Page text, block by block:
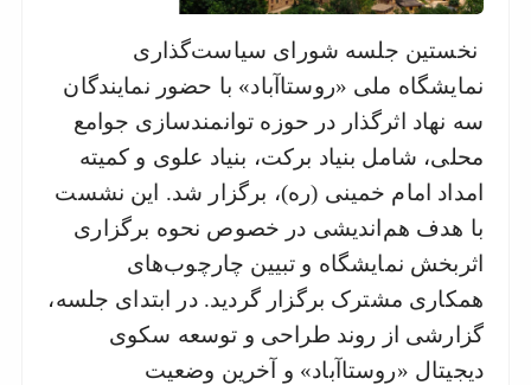
نخستین جلسه شورای سیاست‌گذاری
نمایشگاه ملی «روستا‌آباد» با حضور نمایندگان
سه نهاد اثرگذار در حوزه توانمندسازی جوامع
محلی، شامل بنیاد برکت، بنیاد علوی و کمیته
امداد امام خمینی (ره)، برگزار شد. این نشست
با هدف هم‌اندیشی در خصوص نحوه برگزاری
اثربخش نمایشگاه و تبیین چارچوب‌های
همکاری مشترک برگزار گردید. در ابتدای جلسه،
گزارشی از روند طراحی و توسعه سکوی
دیجیتال «روستا‌آباد» و آخرین وضعیت
نزدیک